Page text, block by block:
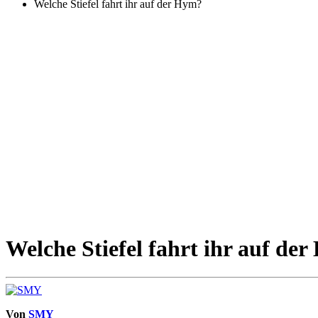
Welche Stiefel fahrt ihr auf der Hym?
Welche Stiefel fahrt ihr auf der
Von SMY